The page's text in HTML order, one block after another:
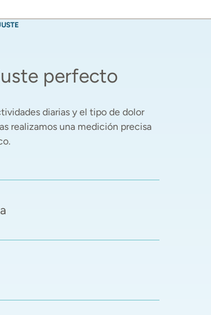
perfecto
diarias y el tipo de dolor
realizamos una medición precisa